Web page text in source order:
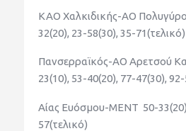
ΚΑΟ Χαλκιδικής-ΑΟ
32(20), 23-58(30), 35-71(τελικό)
Πανσερραϊκός-ΑΟ Αρετσού
23(10), 53-40(20), 77-47(30),
Αίας Ευόσμου-ΜΕΝΤ 50-
57(τελικό)